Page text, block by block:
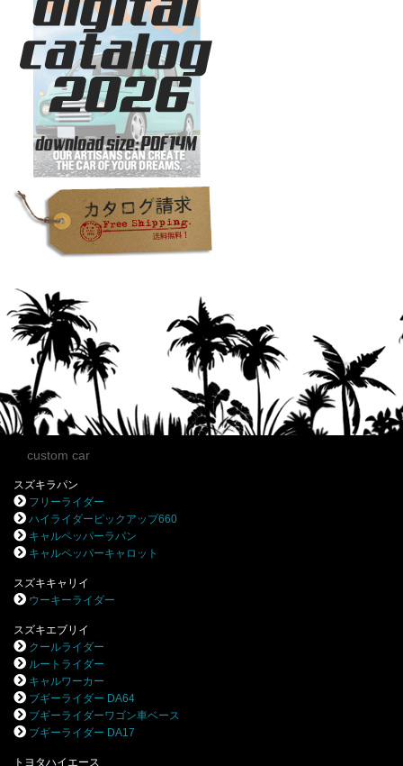
custom car
スズキラパン
フリーライダー
ハイライダーピックアップ660
キャルペッパーラパン
キャルペッパーキャロット
スズキキャリイ
ウーキーライダー
スズキエブリイ
クールライダー
ルートライダー
キャルワーカー
ブギーライダー DA64
ブギーライダーワゴン車ベース
ブギーライダー DA17
トヨタハイエース